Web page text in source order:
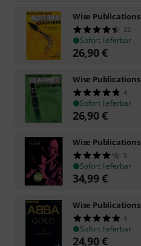
Wise Publications
22
Sofort lieferbar
26,90€
Wise Publications
4
Sofort lieferbar
26,90€
Wise Publications
5
Sofort lieferbar
34,99€
Wise Publications
4
Sofort lieferbar
24,90€